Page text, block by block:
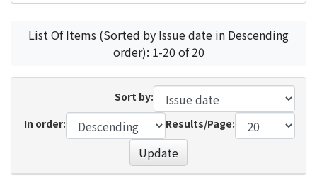
List Of Items (Sorted by Issue date in Descending
order): 1-20 of 20
Sort by:
In order:
Results/Page:
Update